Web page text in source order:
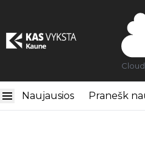
Naujausios Pranešk